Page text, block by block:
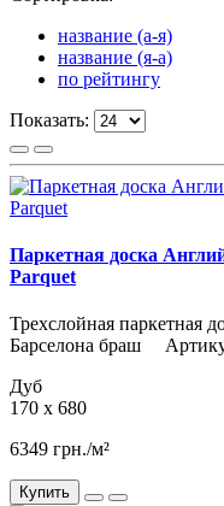
название (а-я)
название (я-а)
по рейтингу
Показать:
Паркетная доска
Parquet
Трехслойная паркетная
Барселона браш
Дуб
170 x 680
6349 грн./м²
Купить